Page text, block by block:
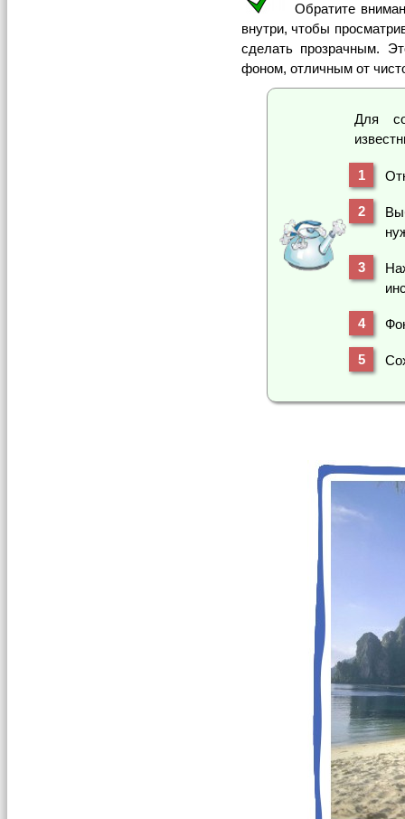
Обратите
внутри, чтобы
сделать прозрачным.
фоном, отличным от
Для